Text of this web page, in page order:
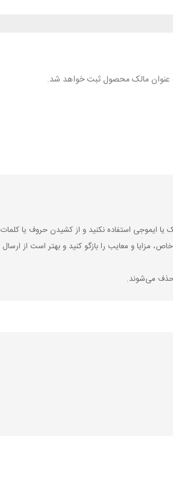
به عنوان مالک محصول ثبت خواهد شد.
و معایب را بازگو کنید و بهتر است از
حذف می‌شوند.